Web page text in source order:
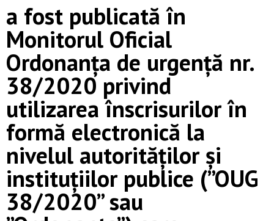
a fost publicată în
Monitorul Oficial
Ordonanța de urgență nr.
38/2020 privind
utilizarea înscrisurilor în
formă electronică la
nivelul autorităților și
instituțiilor publice (”OUG
38/2020” sau